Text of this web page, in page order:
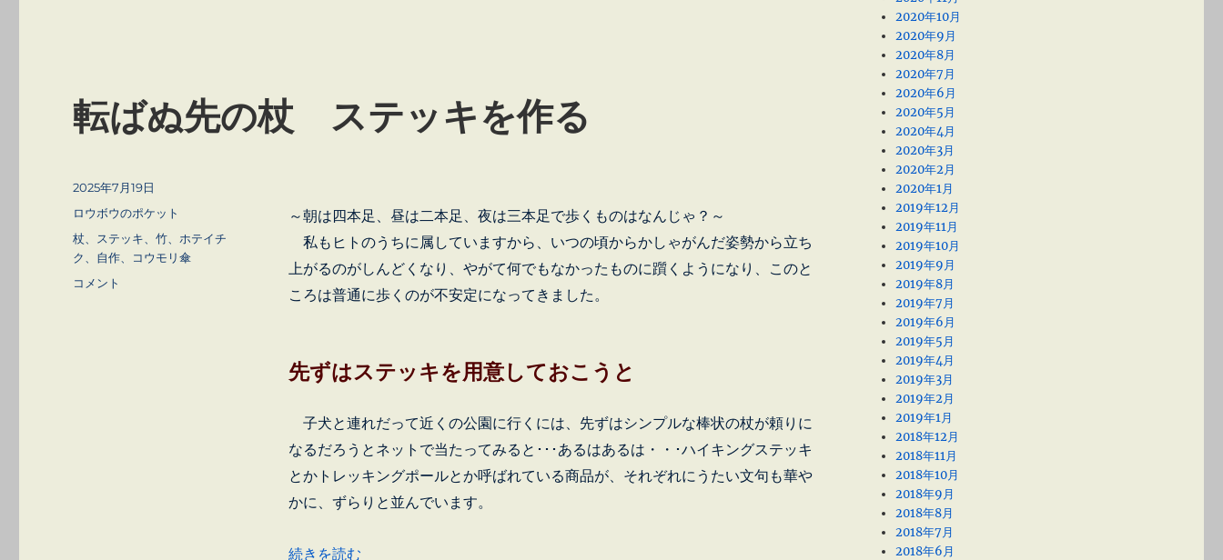
転ばぬ先の杖 ステッキを作る
～朝は四本足、昼は二本足、夜は三本足で歩くものはなんじゃ？～
私もヒトのうちに属していますから、いつの頃からかしゃがんだ姿勢から立ち
上がるのがしんどくなり、やがて何でもなかったものに躓くようになり、このと
ころは普通に歩くのが不安定になってきました。
先ずはステッキを用意しておこうと
子犬と連れだって近くの公園に行くには、先ずはシンプルな棒状の杖が頼りに
なるだろうとネットで当たってみると･･･あるはあるは・・･ハイキングステッキ
とかトレッキングポールとか呼ばれている商品が、それぞれにうたい文句も華や
かに、ずらりと並んでいます。
“転ばぬ先の杖 ステッキを作る” の
続きを読む
投
2025年7月19日
カ
テ
ゴ
ー
ロウボウのポケット
タ
グ
杖、ステッキ、竹、ホテイチ
ク、自作、コウモリ傘
転
コメント
2020年10月
2020年9月
2020年8月
2020年7月
2020年6月
2020年5月
2020年4月
2020年3月
2020年2月
2020年1月
2019年12月
2019年11月
2019年10月
2019年9月
2019年8月
2019年7月
2019年6月
2019年5月
2019年4月
2019年3月
2019年2月
2019年1月
2018年12月
2018年11月
2018年10月
2018年9月
2018年8月
2018年7月
2018年6月